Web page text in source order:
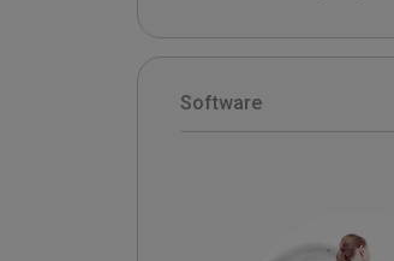
Software